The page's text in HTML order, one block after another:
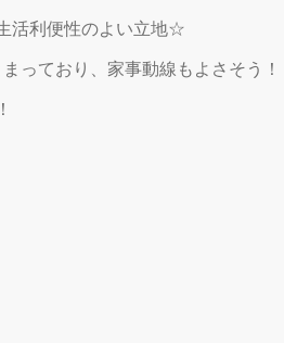
活利便性のよい立地☆
っており、家事動線もよさそう！